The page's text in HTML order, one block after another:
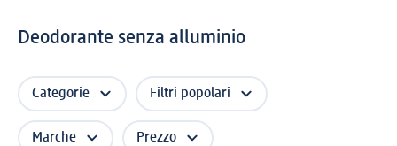
Deodorante senza alluminio
Categorie Filtri popolari
Marche Prezzo